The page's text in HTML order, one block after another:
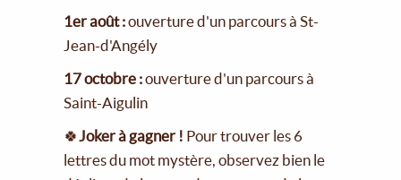
1er août :ouverture d'un parcours à St-
Jean-d'Angély
17 octobre :ouverture d'un parcours à
Saint-Aigulin
🍀 Joker à gagner ! Pour trouver les 6
lettres du mot mystère, observez bien le